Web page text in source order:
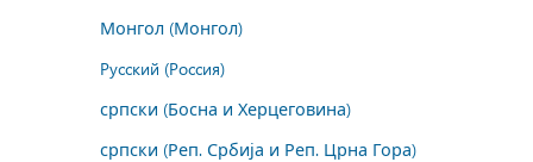
Монгол (Монгол)
Русский (Россия)
српски (Босна и Херцеговина)
српски (Реп. Србија и Реп. Црна Гора)